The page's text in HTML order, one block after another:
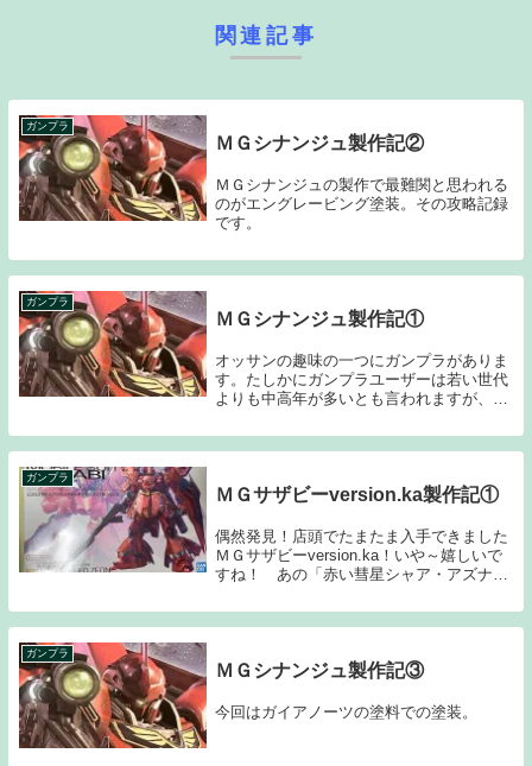
関連記事
ガンプラ
ＭＧシナンジュ製作記②
ＭＧシナンジュの製作で最難関と思われる
のがエングレービング塗装。その攻略記録
です。
ガンプラ
ＭＧシナンジュ製作記①
オッサンの趣味の一つにガンプラがありま
す。たしかにガンプラユーザーは若い世代
よりも中高年が多いとも言われますが、実
が多いいんしょうではあります。いわゆる
先細りですね。まぁそれでもガンプラブー
ガンプラ
ＭＧサザビーversion.ka製作記①
偶然発見！店頭でたまたま入手できました
ＭＧサザビーversion.ka！いや～嬉しいで
すね！ あの「赤い彗星シャア・アズナブ
体です。なのでBANDAIさんも力が入ろう
ってもんですよね！ その所為か、どの...
ガンプラ
ＭＧシナンジュ製作記③
今回はガイアノーツの塗料での塗装。